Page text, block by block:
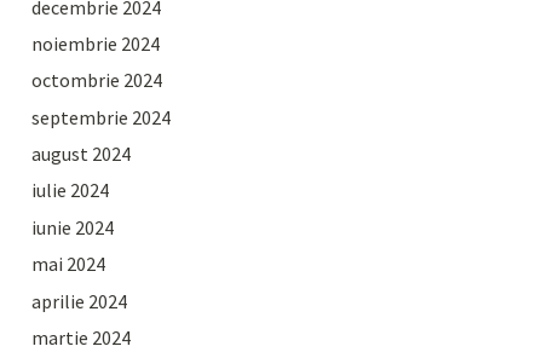
decembrie 2024
noiembrie 2024
octombrie 2024
septembrie 2024
august 2024
iulie 2024
iunie 2024
mai 2024
aprilie 2024
martie 2024